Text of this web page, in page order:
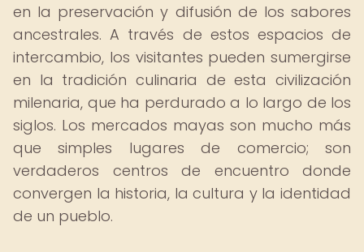
en la preservación y difusión de los sabores
ancestrales. A través de estos espacios de
intercambio, los visitantes pueden sumergirse
en la tradición culinaria de esta civilización
milenaria, que ha perdurado a lo largo de los
siglos. Los mercados mayas son mucho más
que simples lugares de comercio; son
verdaderos centros de encuentro donde
convergen la historia, la cultura y la identidad
de un pueblo.